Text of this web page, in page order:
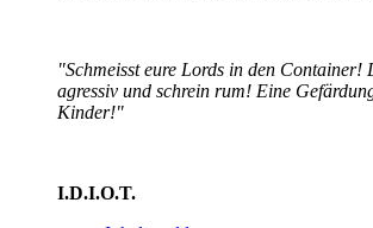
"Schmeisst eure Lords in den Container!
agressiv und schrein rum! Eine
Kinder!"
I.D.I.O.T.